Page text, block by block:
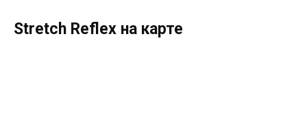
Stretch Reflex на карте